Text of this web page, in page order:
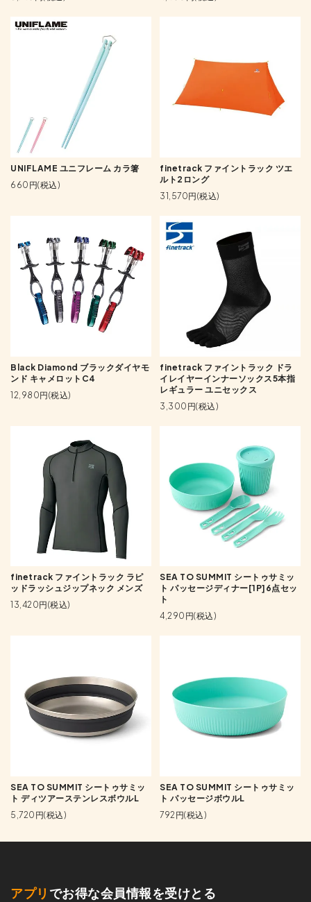
UNIFLAME ユニフレーム カラ箸
660円(税込)
finetrack ファイントラック ツエ
ルト2ロング
31,570円(税込)
Black Diamond ブラックダイヤモ
ンド キャメロットC4
12,980円(税込)
finetrack ファイントラック ドラ
イレイヤーインナーソックス5本指
レギュラー ユニセックス
3,300円(税込)
finetrack ファイントラック ラピ
ッドラッシュジップネック メンズ
13,420円(税込)
SEA TO SUMMIT シートゥサミッ
ト パッセージディナー[1P]6点セッ
ト
4,290円(税込)
SEA TO SUMMIT シートゥサミッ
ト ディツアーステンレスボウルL
5,720円(税込)
SEA TO SUMMIT シートゥサミッ
ト パッセージボウルL
792円(税込)
アプリ でお得な会員情報を受けとる